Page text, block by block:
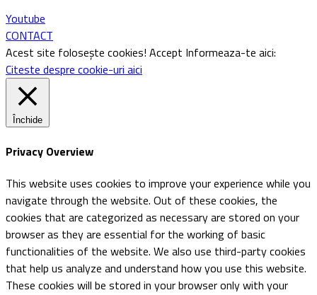
Youtube
CONTACT
Acest site folosește cookies! Accept Informeaza-te aici:
Citeste despre cookie-uri aici
Închide
Privacy Overview
This website uses cookies to improve your experience while you
navigate through the website. Out of these cookies, the
cookies that are categorized as necessary are stored on your
browser as they are essential for the working of basic
functionalities of the website. We also use third-party cookies
that help us analyze and understand how you use this website.
These cookies will be stored in your browser only with your